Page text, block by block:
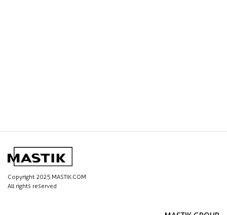
Copyright 2025 MASTIK.COM
All rights reserved